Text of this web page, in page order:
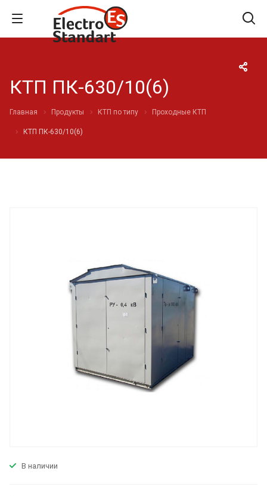
КТП ПК-630/10(6)
Главная Продукты КТП по типу Проходные КТП
КТП ПК-630/10(6)
В наличии